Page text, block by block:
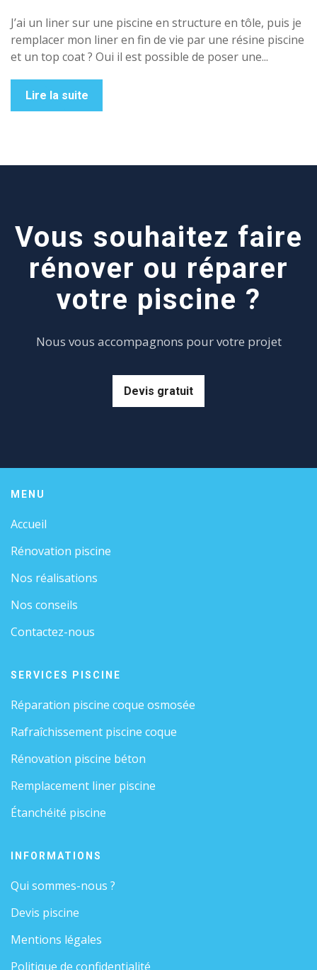
J’ai un liner sur une piscine en structure en tôle, puis je
remplacer mon liner en fin de vie par une résine piscine
et un top coat ? Oui il est possible de poser une...
Lire la suite
Vous souhaitez faire
rénover ou réparer
votre piscine ?
Nous vous accompagnons pour votre projet
Devis gratuit
MENU
Accueil
Rénovation piscine
Nos réalisations
Nos conseils
Contactez-nous
SERVICES PISCINE
Réparation piscine coque osmosée
Rafraîchissement piscine coque
Rénovation piscine béton
Remplacement liner piscine
Étanchéité piscine
INFORMATIONS
Qui sommes-nous ?
Devis piscine
Mentions légales
Politique de confidentialité